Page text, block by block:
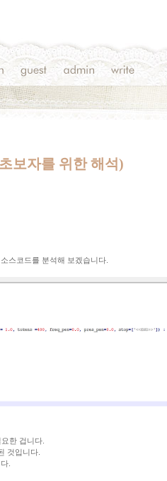
보자를 위한 해석)
스코드를 분석해 보겠습니다.
한 겁니다.
것입니다.
.